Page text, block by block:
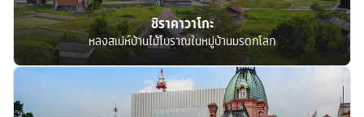
ชิราคาวาโกะ
หลงสเน่ห์บ้านไม้โบราณในหมู่บ้านมรดกโลก